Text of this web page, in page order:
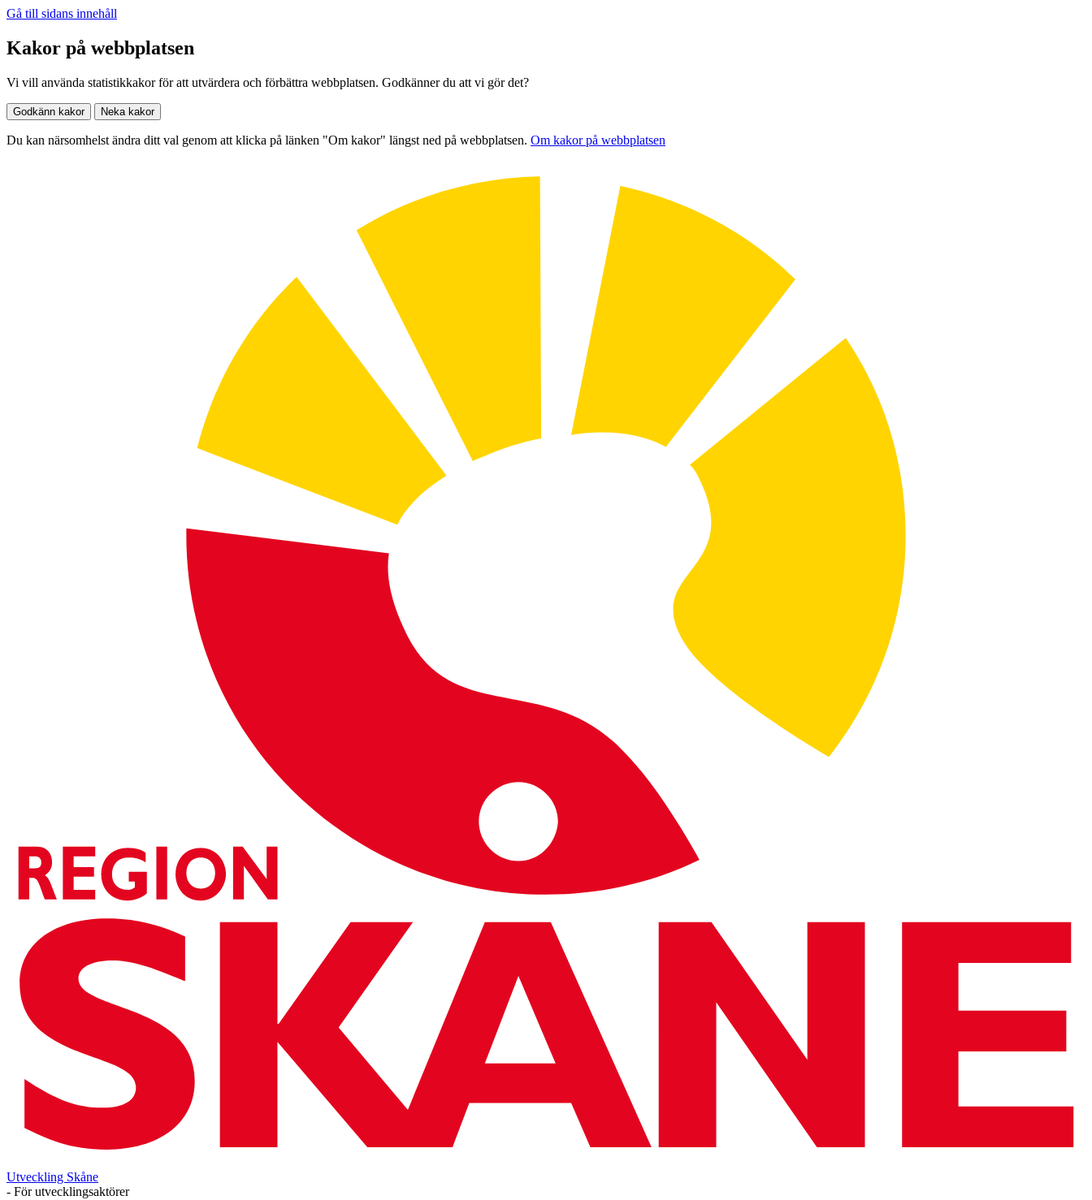
Gå till sidans innehåll
Kakor på webbplatsen
Vi vill använda statistikkakor för att utvärdera och förbättra webbplatsen. Godkänner du att vi gör det?
Godkänn kakor Neka kakor
Du kan närsomhelst ändra ditt val genom att klicka på länken "Om kakor" längst ned på webbplatsen. Om kakor på webbplatsen
Utveckling Skåne
- För utvecklingsaktörer